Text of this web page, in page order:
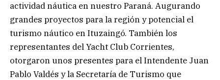
actividad náutica en nuestro Paraná. Augurando
grandes proyectos para la región y potencial el
turismo náutico en Ituzaingó. También los
representantes del Yacht Club Corrientes,
otorgaron unos presentes para el Intendente Juan
Pablo Valdés y la Secretaría de Turismo que